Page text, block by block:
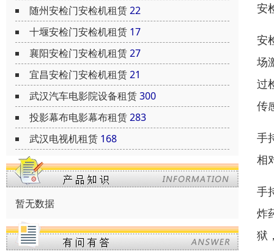
随州安检门安检机租赁22
十堰安检门安检机租赁 17
襄阳安检门安检机租赁27
宜昌安检门安检机租赁21
武汉汽车电影院设备租赁300
投影幕布电影幕布租赁283
武汉电视机租赁 168
暂无数据
安
安
场
过
传
手
相
手
炸
狱